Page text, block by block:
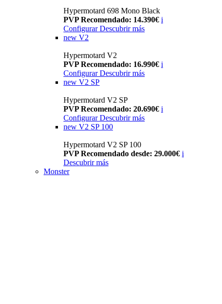
Hypermotard 698 Mono Black
PVP Recomendado: 14.390€ i
Configurar Descubrir más
new V2
Hypermotard V2
PVP Recomendado: 16.990€ i
Configurar Descubrir más
new V2 SP
Hypermotard V2 SP
PVP Recomendado: 20.690€ i
Configurar Descubrir más
new V2 SP 100
Hypermotard V2 SP 100
PVP Recomendado desde: 29.000€ i
Descubrir más
Monster